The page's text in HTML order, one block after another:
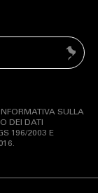
SULLA
DEI DATI
196/2003 E
Invia